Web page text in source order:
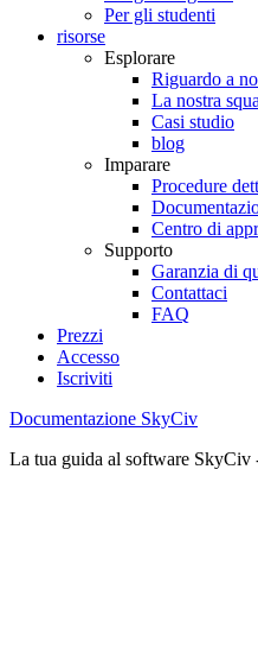
Per gli studenti
risorse
Esplorare
Riguardo a
La nostra
Casi studio
blog
Imparare
Procedure
Centro di
Supporto
Garanzia di
Contattaci
FAQ
Prezzi
Accesso
Iscriviti
Documentazione SkyCiv
La tua guida al software SkyCiv